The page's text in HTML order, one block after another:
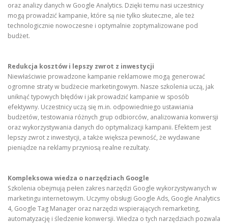
oraz analizy danych w Google Analytics. Dzięki temu nasi uczestnicy
mogą prowadzić kampanie, które są nie tylko skuteczne, ale też
technologicznie nowoczesne i optymalnie zoptymalizowane pod
budżet.
Redukcja kosztów i lepszy zwrot z inwestycji
Niewłaściwie prowadzone kampanie reklamowe mogą generować
ogromne straty w budżecie marketingowym. Nasze szkolenia uczą, jak
uniknąć typowych błędów i jak prowadzić kampanie w sposób
efektywny. Uczestnicy uczą się m.in. odpowiedniego ustawiania
budżetów, testowania różnych grup odbiorców, analizowania konwersji
oraz wykorzystywania danych do optymalizacji kampanii. Efektem jest
lepszy zwrot z inwestycji, a także większa pewność, że wydawane
pieniądze na reklamy przyniosą realne rezultaty.
Kompleksowa wiedza o narzędziach Google
Szkolenia obejmują pełen zakres narzędzi Google wykorzystywanych w
marketingu internetowym. Uczymy obsługi Google Ads, Google Analytics
4, Google Tag Manager oraz narzędzi wspierających remarketing,
automatyzację i śledzenie konwersji. Wiedza o tych narzędziach pozwala